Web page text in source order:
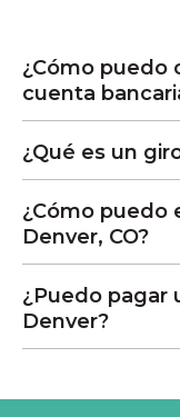
¿Cómo puedo
cuenta
¿Qué es un
¿Cómo puedo
Denver, CO?
¿Puedo pagar
Denver?